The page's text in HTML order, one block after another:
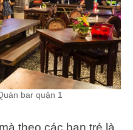
bar quận 1
theo các bạn trẻ là